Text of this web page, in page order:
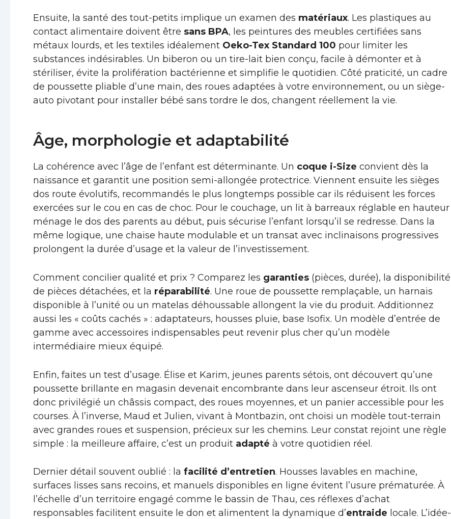
Ensuite, la santé des tout-petits implique un examen des matériaux. Les plastiques au
contact alimentaire doivent être sans BPA, les peintures des meubles certifiées sans
métaux lourds, et les textiles idéalement Oeko-Tex Standard 100 pour limiter les
substances indésirables. Un biberon ou un tire-lait bien conçu, facile à démonter et à
stériliser, évite la prolifération bactérienne et simplifie le quotidien. Côté praticité, un cadre
de poussette pliable d’une main, des roues adaptées à votre environnement, ou un siège-
auto pivotant pour installer bébé sans tordre le dos, changent réellement la vie.
Âge, morphologie et adaptabilité
La cohérence avec l’âge de l’enfant est déterminante. Un coque i-Size convient dès la
naissance et garantit une position semi-allongée protectrice. Viennent ensuite les sièges
dos route évolutifs, recommandés le plus longtemps possible car ils réduisent les forces
exercées sur le cou en cas de choc. Pour le couchage, un lit à barreaux réglable en hauteur
ménage le dos des parents au début, puis sécurise l’enfant lorsqu’il se redresse. Dans la
même logique, une chaise haute modulable et un transat avec inclinaisons progressives
prolongent la durée d’usage et la valeur de l’investissement.
Comment concilier qualité et prix ? Comparez les garanties (pièces, durée), la disponibilité
de pièces détachées, et la réparabilité. Une roue de poussette remplaçable, un harnais
disponible à l’unité ou un matelas déhoussable allongent la vie du produit. Additionnez
aussi les « coûts cachés » : adaptateurs, housses pluie, base Isofix. Un modèle d’entrée de
gamme avec accessoires indispensables peut revenir plus cher qu’un modèle
intermédiaire mieux équipé.
Enfin, faites un test d’usage. Élise et Karim, jeunes parents sétois, ont découvert qu’une
poussette brillante en magasin devenait encombrante dans leur ascenseur étroit. Ils ont
donc privilégié un châssis compact, des roues moyennes, et un panier accessible pour les
courses. À l’inverse, Maud et Julien, vivant à Montbazin, ont choisi un modèle tout-terrain
avec grandes roues et suspension, précieux sur les chemins. Leur constat rejoint une règle
simple : la meilleure affaire, c’est un produit adapté à votre quotidien réel.
Dernier détail souvent oublié : la facilité d’entretien. Housses lavables en machine,
surfaces lisses sans recoins, et manuels disponibles en ligne évitent l’usure prématurée. À
l’échelle d’un territoire engagé comme le bassin de Thau, ces réflexes d’achat
responsables facilitent ensuite le don et alimentent la dynamique d’entraide locale. L’idée-